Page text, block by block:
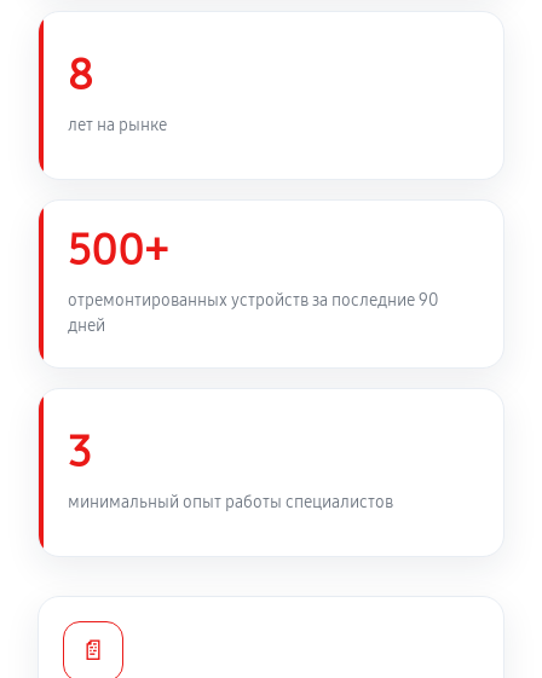
Замена ТЭН холодильника LG GA-B389SECL
450 руб
Замена электросхемы холодильника LG GA-
B389SECL
8
лет на рынке
500+
отремонтированных устройств за последние 90
дней
3
минимальный опыт работы специалистов
📄